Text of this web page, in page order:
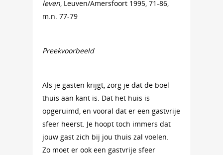
leven, Leuven/Amersfoort 1995, 71-86,
m.n. 77-79
Preekvoorbeeld
Als je gasten krijgt, zorg je dat de boel
thuis aan kant is. Dat het huis is
opgeruimd, en vooral dat er een gastvrije
sfeer heerst. Je hoopt toch immers dat
jouw gast zich bij jou thuis zal voelen.
Zo moet er ook een gastvrije sfeer